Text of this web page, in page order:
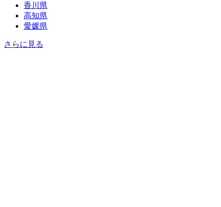
香川県
高知県
愛媛県
さらに見る